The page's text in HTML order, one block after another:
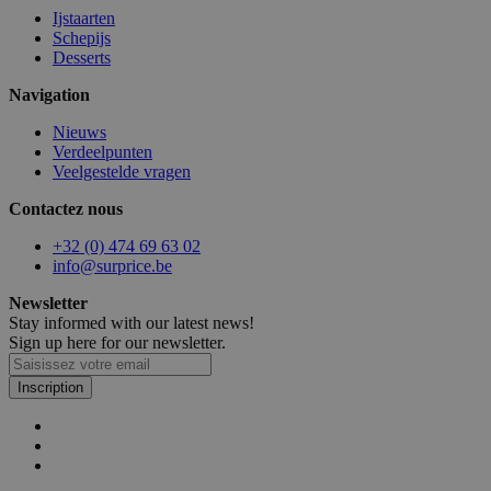
Ijstaarten
Schepijs
Desserts
Navigation
Nieuws
Verdeelpunten
Veelgestelde vragen
Contactez nous
+32 (0) 474 69 63 02
info@surprice.be
Newsletter
Stay informed with our latest news!
Sign up here for our newsletter.
Inscription
PHPSESSID